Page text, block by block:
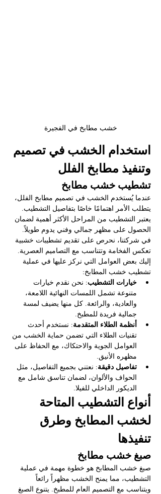
خشب مطابخ في الفجيرة
استخدام الخشب في تصميم
وتنفيذ مطابخ الفلل
تشطيب خشب مطابخ
عندما يُستخدم الخشب في تصميم مطابخ الفلل،
يتطلب الأمر اهتمامًا خاصًا بتفاصيل التشطيب.
يعتبر التشطيب من المراحل الأكثر أهمية لضمان
الحصول على مظهر جمالي وفني يدوم طويلاً.
في شركتنا، نحرص على تقديم تشطيبات خشبية
تعكس الفخامة وتتناسب مع التصاميم العصرية.
إليك بعض العوامل التي نركز عليها في عملية
تشطيب خشب المطابخ:
خيارات التشطيب: نحن نقدم خيارات
متنوعة تشمل اللمسات النهائية اللامعة،
والعادية، والرائعة. كل منها يضيف لمسة
جمالية فريدة للمطبخ.
أنظمة الطلاء المتقدمة: نستخدم أحدث
تقنيات الطلاء التي تضمن حماية الخشب من
العوامل الجوية والاحتكاك، مع الحفاظ على
مظهره الأنيق.
تفاصيل دقيقة: نعتني بجميع التفاصيل، مثل
الحواف والألوان، لضمان تناسق شامل مع
الديكور الداخلي للفيلا.
أنواع التشطيب المتاحة
لخشب المطابخ وطرق
تنفيذها
صبغ خشب مطابخ
صبغ خشب المطابخ هو خطوة مهمة في عملية
التشطيب، مما يمنح الخشب مظهراً رائعاً
ويتناسب مع التصميم العام للمطبخ. يتنوع الصبغ